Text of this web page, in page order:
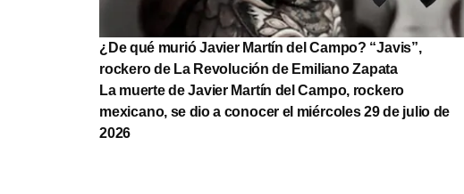
¿De qué murió Javier Martín del Campo? “Javis”,
rockero de La Revolución de Emiliano Zapata
La muerte de Javier Martín del Campo, rockero
mexicano, se dio a conocer el miércoles 29 de julio de
2026